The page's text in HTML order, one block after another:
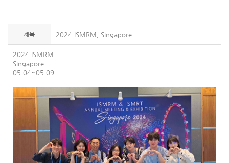
제목 2024 ISMRM, Singapore
2024 ISMRM
Singapore
05.04~05.09